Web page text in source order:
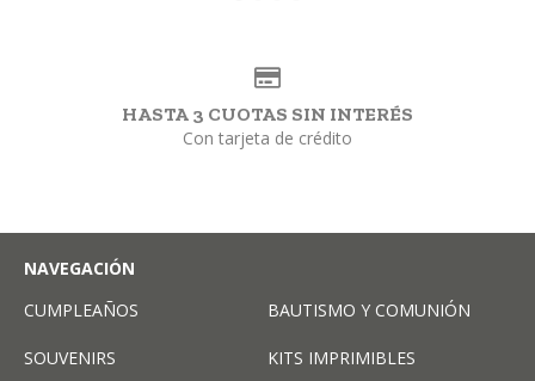
HASTA 3 CUOTAS SIN INTERÉS
Con tarjeta de crédito
NAVEGACIÓN
CUMPLEAÑOS
BAUTISMO Y COMUNIÓN
SOUVENIRS KITS IMPRIMIBLES